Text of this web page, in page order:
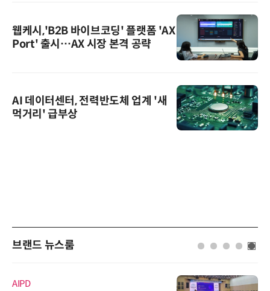
웹케시,'B2B 바이브코딩' 플랫폼 'AX
Port' 출시…AX 시장 본격 공략
AI 데이터센터, 전력반도체 업계 '새
먹거리' 급부상
브랜드 뉴스룸
AIPD